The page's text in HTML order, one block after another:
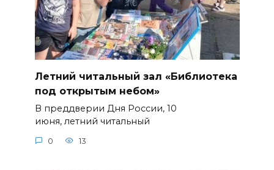
Летний читальный зал «Библиотека
под открытым небом»
В преддверии Дня России, 10
июня, летний читальный
0 13